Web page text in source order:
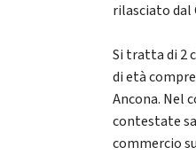
rilasciato dal
Si tratta di 2
di età
Ancona. Nel
contestate
commercio